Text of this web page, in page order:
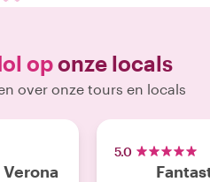
oponze locals
over onze tours en locals
5.0